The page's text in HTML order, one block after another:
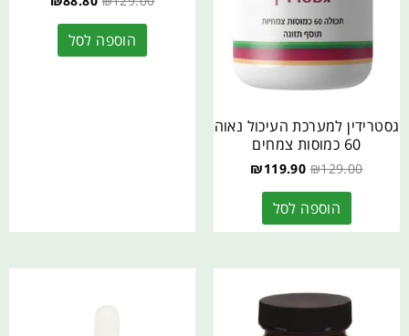
גסטרידין למערכת העיכול נאוה
60 כמוסות צמחים
₪129.00
₪119.90
הוספה לסל
הוספה לסל